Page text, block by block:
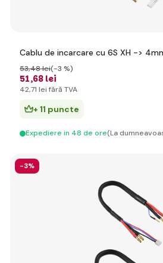
Cablu de incarcare cu 6S XH ->
51,68 lei
53,48 lei(-3 %)
42,71 lei fără TVA
+ 11 puncte
Expediere in 48 de ore(La
-3%